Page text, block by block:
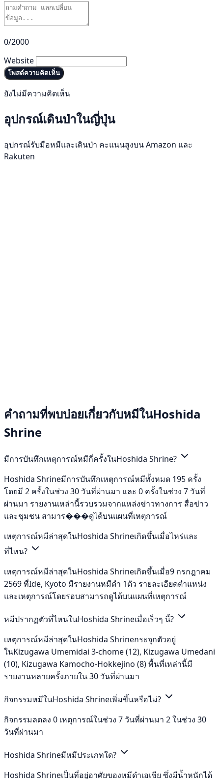
0/2000
Website
โพสต์ความคิดเห็น
ยังไม่มีความคิดเห็น
อุปกรณ์เดินป่าในญี่ปุ่น
อุปกรณ์รับมือหมีและเดินป่า คะแนนสูงบน Amazon และ
Rakuten
คำถามที่พบบ่อยเกี่ยวกับหมีในHoshida
Shrine
มีการบันทึกเหตุการณ์หมีกี่ครั้งในHoshida Shrine?
Hoshida Shrineมีการบันทึกเหตุการณ์หมีทั้งหมด 195 ครั้ง
โดยมี 2 ครั้งในช่วง 30 วันที่ผ่านมา และ 0 ครั้งในช่วง 7 วันที่
ผ่านมา รายงานเหล่านี้รวบรวมจากแหล่งข่าวทางการ สื่อข่าว
และชุมชน สามาร���ดูได้บนแผนที่เหตุการณ์
เหตุการณ์หมีล่าสุดในHoshida Shrineเกิดขึ้นเมื่อไหร่และ
ที่ไหน?
เหตุการณ์หมีล่าสุดในHoshida Shrineเกิดขึ้นเมื่อ9 กรกฎาคม
2569 ที่Ide, Kyoto มีรายงานหมีดำ 1ตัว รายละเอียดตำแหน่ง
และเหตุการณ์โดยรอบสามารถดูได้บนแผนที่เหตุการณ์
หมีปรากฏตัวที่ไหนในHoshida Shrineเมื่อเร็วๆ นี้?
เหตุการณ์หมีล่าสุดในHoshida Shrineกระจุกตัวอยู่
ในKizugawa Umemidai 3-chome (12), Kizugawa Umedani
(10), Kizugawa Kamocho-Hokkejino (8) พื้นที่เหล่านี้มี
รายงานหลายครั้งภายใน 30 วันที่ผ่านมา
กิจกรรมหมีในHoshida Shrineเพิ่มขึ้นหรือไม่?
กิจกรรมลดลง 0 เหตุการณ์ในช่วง 7 วันที่ผ่านมา 2 ในช่วง 30
วันที่ผ่านมา
Hoshida Shrineมีหมีประเภทใด?
Hoshida Shrineเป็นที่อยู่อาศัยของหมีดำเอเชีย ซึ่งมีน้ำหนักได้